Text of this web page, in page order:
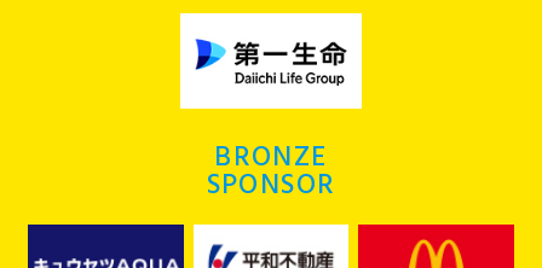
BRONZE
SPONSOR